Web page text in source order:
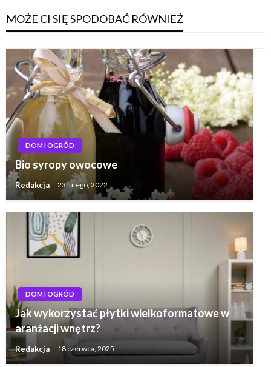
MOŻE CI SIĘ SPODOBAĆ RÓWNIEŻ
DOM I OGRÓD
Bio syropy owocowe
Redakcja 23 lutego, 2022
DOM I OGRÓD
Jak wykorzystać płytki wielkoformatowe w
aranżacji wnętrz?
Redakcja 18 czerwca, 2025